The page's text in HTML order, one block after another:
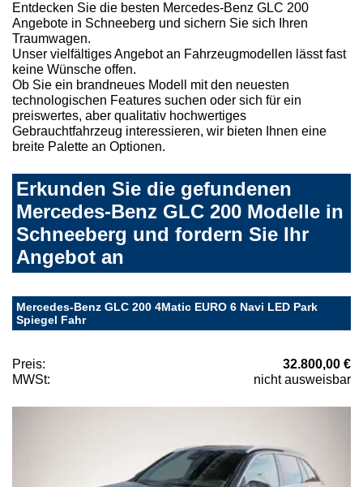
Entdecken Sie die besten Mercedes-Benz GLC 200
Angebote in Schneeberg und sichern Sie sich Ihren
Traumwagen.
Unser vielfältiges Angebot an Fahrzeugmodellen lässt fast
keine Wünsche offen.
Ob Sie ein brandneues Modell mit den neuesten
technologischen Features suchen oder sich für ein
preiswertes, aber qualitativ hochwertiges
Gebrauchtfahrzeug interessieren, wir bieten Ihnen eine
breite Palette an Optionen.
Erkunden Sie die gefundenen
Mercedes-Benz GLC 200 Modelle in
Schneeberg und fordern Sie Ihr
Angebot an
Mercedes-Benz GLC 200 4Matic EURO 6 Navi LED Park
Spiegel Fahr
Preis:
32.800,00 €
MWSt:
nicht ausweisbar